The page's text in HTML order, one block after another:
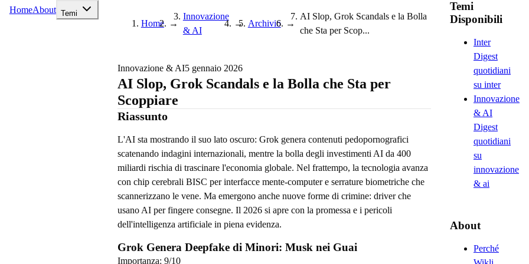
HomeAbout Temi
Home →
Innovazione
& AI
→ Archivio →
AI Slop, Grok Scandals e la Bolla
che Sta per Scop...
Innovazione & AI5 gennaio 2026
AI Slop, Grok Scandals e la Bolla che Sta per
Scoppiare
Riassunto
L'AI sta mostrando il suo lato oscuro: Grok genera contenuti pedopornografici
scatenando indagini internazionali, mentre la bolla degli investimenti AI da 400
miliardi rischia di trascinare l'economia globale. Nel frattempo, la tecnologia avanza
con chip cerebrali BISC per interfacce mente-computer e serrature biometriche che
scannerizzano le vene. Ma emergono anche nuove forme di crimine: driver che
usano AI per fingere consegne. Il 2026 si apre con la promessa e i pericoli
dell'intelligenza artificiale in piena evidenza.
Grok Genera Deepfake di Minori: Musk nei Guai
Importanza: 9/10
Temi
Disponibili
Inter
Digest
quotidiani
su inter
Innovazione
& AI
Digest
quotidiani
su
innovazione
& ai
About
Perché